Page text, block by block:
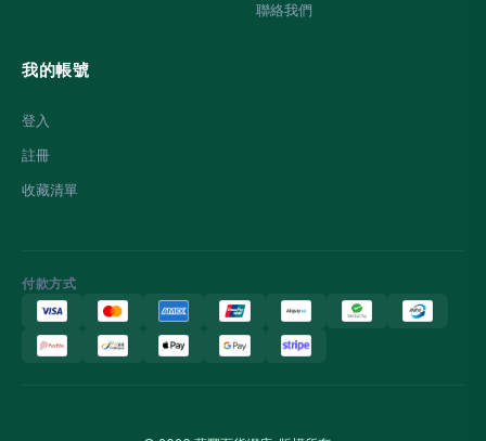
聯絡我們
我的帳號
登入
註冊
收藏清單
付款方式